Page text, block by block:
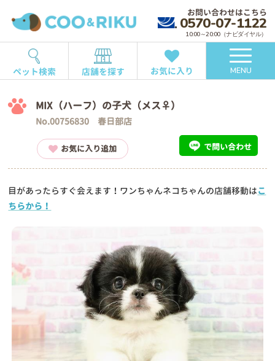
お問い合わせはこちら
0570-07-1122
10:00～20:00（ナビダイヤル）
ペット検索 店舗を探す お気に入り MENU
MIX（ハーフ）の子犬（メス♀）
No.00756830 春日部店
お気に入り追加 で問い合わせ
目があったらすぐ会えます！ワンちゃんネコちゃんの店舗移動はこ
ちらから！